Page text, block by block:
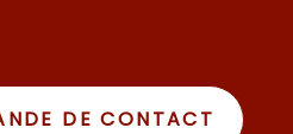
DE CONTACT